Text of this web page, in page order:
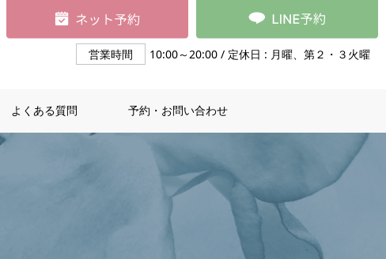
営業時間 10:00～20:00 / 定休日 : 月曜、第２・３火曜
よくある質問 予約・お問い合わせ